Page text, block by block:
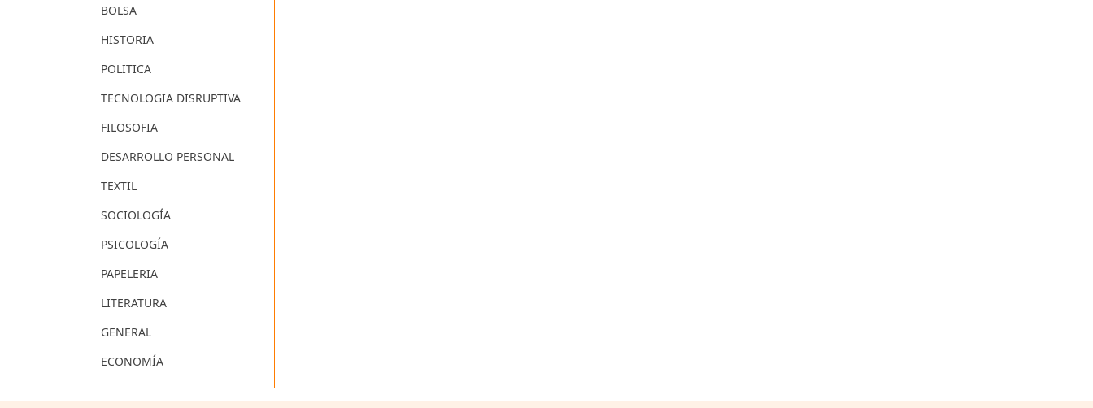
BOLSA
HISTORIA
POLITICA
TECNOLOGIA DISRUPTIVA
FILOSOFIA
DESARROLLO PERSONAL
TEXTIL
SOCIOLOGÍA
PSICOLOGÍA
PAPELERIA
LITERATURA
GENERAL
ECONOMÍA